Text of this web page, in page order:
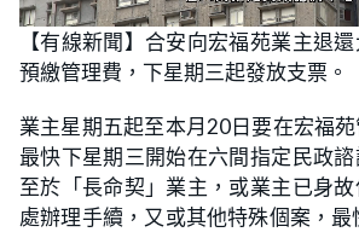
U
n
m
t
e
L
o
a
d
e
d
5
8
5
%
【有線新聞】合安向宏福苑業主退
預繳管理費，下星期三起發放支票。
業主星期五起至本月20日要在宏福苑
最快下星期三開始在六間指定民政諮
至於「長命契」業主，或業主已身
處辦理手續，又或其他特殊個案，